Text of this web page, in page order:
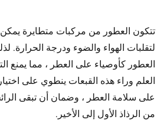
تتكون العطور من مركبات متطايرة
لتقلبات الهواء والضوء ودرجة الحرارة.
العطور كأوصياء على العطر ، مما يمنع
العلم وراء هذه القبعات ينطوي على
على سلامة العطر ، وضمان أن تبقى
من الرذاذ الأول إلى الأخير.